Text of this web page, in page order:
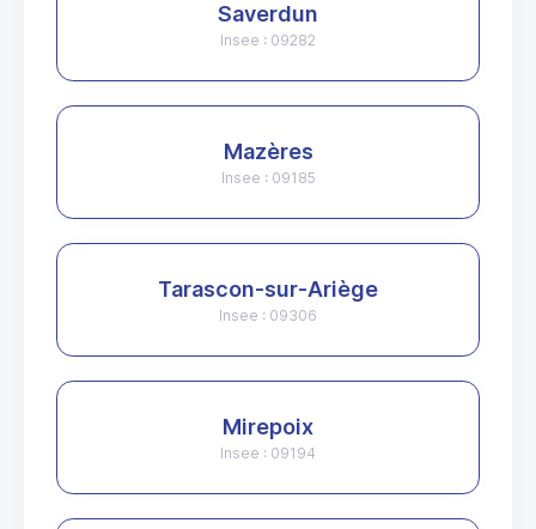
Saverdun
Insee : 09282
Mazères
Insee : 09185
Tarascon-sur-Ariège
Insee : 09306
Mirepoix
Insee : 09194